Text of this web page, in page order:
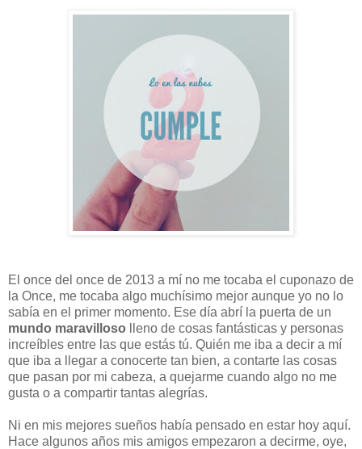
El once del once de 2013 a mí no me tocaba el cuponazo de
la Once, me tocaba algo muchísimo mejor aunque yo no lo
sabía en el primer momento. Ese día abrí la puerta de un
mundo maravilloso lleno de cosas fantásticas y personas
increíbles entre las que estás tú. Quién me iba a decir a mí
que iba a llegar a conocerte tan bien, a contarte las cosas
que pasan por mi cabeza, a quejarme cuando algo no me
gusta o a compartir tantas alegrías.
Ni en mis mejores sueños había pensado en estar hoy aquí.
Hace algunos años mis amigos empezaron a decirme, oye,